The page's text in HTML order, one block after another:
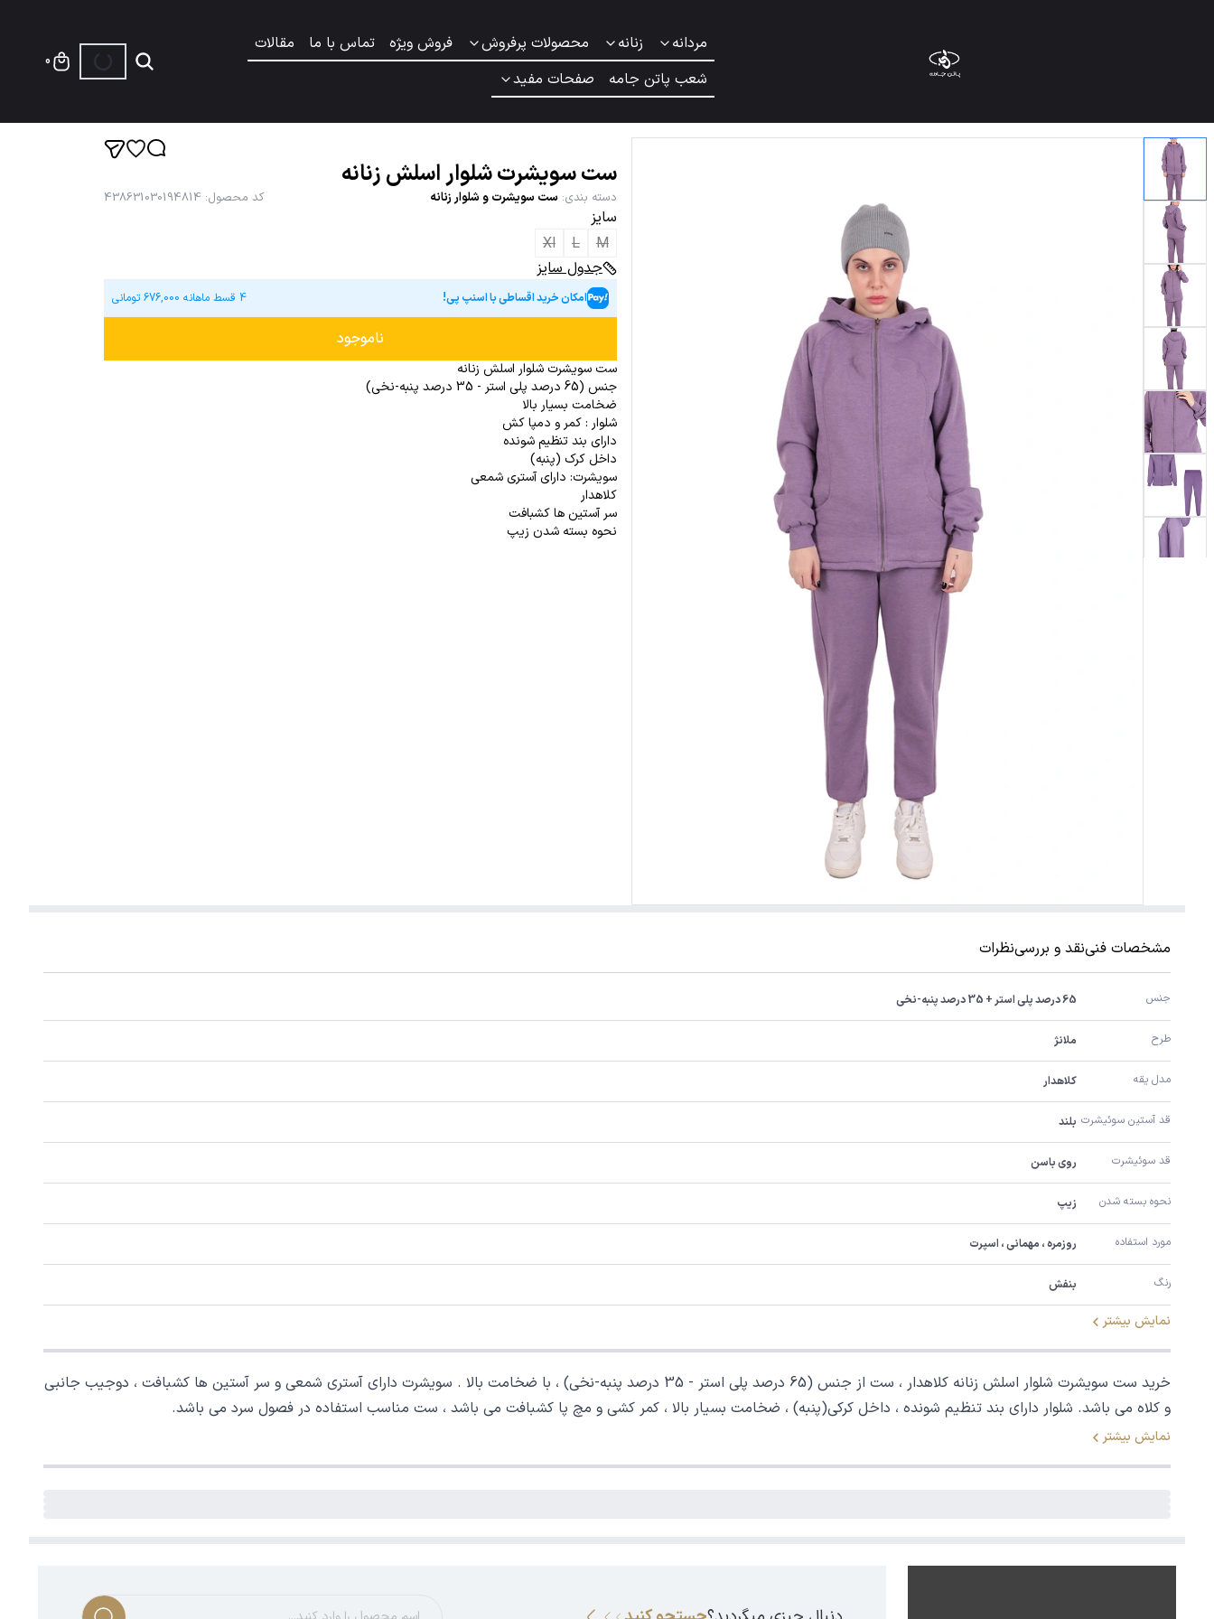
مردانه زنانه محصولات پرفروش فروش ویژه تماس با ما
مقالات
شعب پاتن جامه
صفحات مفید
0
ست سویشرت شلوار اسلش زنانه
دسته بندی: ست سویشرت و شلوار زنانه کد محصول:
438631030194814
سایز
M
L
Xl
جدول سایز
امکان خرید اقساطی با اسنپ پی! 4 قسط ماهانه 676,000 تومانی
ناموجود
ست سویشرت شلوار اسلش زنانه
جنس (65 درصد پلی استر - 35 درصد پنبه-نخی)
ضخامت بسیار بالا
شلوار : کمر و دمپا کش
دارای بند تنظیم شونده
داخل کرک (پنبه)
سویشرت: دارای آستری شمعی
کلاهدار
سر آستین ها کشبافت
نحوه بسته شدن زیپ
مشخصات فنینقد و بررسینظرات
جنس 65 درصد پلی استر + 35 درصد پنبه-نخی
طرح ملانژ
مدل یقه کلاهدار
قد آستین سوئیشرت بلند
قد سوئیشرت روی باسن
نحوه بسته شدن زیپ
مورد استفاده روزمره ، مهمانی ، اسپرت
رنگ بنفش
نمایش بیشتر
خرید ست سویشرت شلوار اسلش زنانه کلاهدار ، ست از جنس (65 درصد پلی استر - 35 درصد پنبه-نخی) ، با ضخامت بالا . سویشرت دارای آستری شمعی و سر آستین ها کشبافت ، دوجیب جانبی
و کلاه می باشد. شلوار دارای بند تنظیم شونده ، داخل کرکی(پنبه) ، ضخامت بسیار بالا ، کمر کشی و مچ پا کشبافت می باشد ، ست مناسب استفاده در فصول سرد می باشد.
نمایش بیشتر